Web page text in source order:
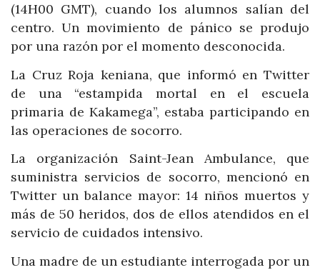
(14H00 GMT), cuando los alumnos salían del
centro. Un movimiento de pánico se produjo
por una razón por el momento desconocida.
La Cruz Roja keniana, que informó en Twitter
de una “estampida mortal en el escuela
primaria de Kakamega”, estaba participando en
las operaciones de socorro.
La organización Saint-Jean Ambulance, que
suministra servicios de socorro, mencionó en
Twitter un balance mayor: 14 niños muertos y
más de 50 heridos, dos de ellos atendidos en el
servicio de cuidados intensivo.
Una madre de un estudiante interrogada por un